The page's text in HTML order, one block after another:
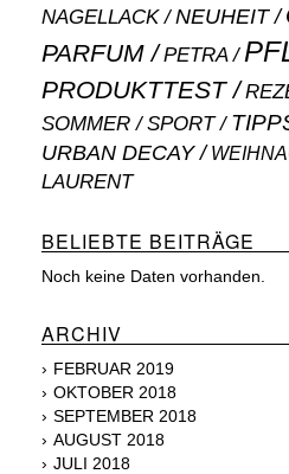
NAGELLACK NEUHEIT
PARFUM PETRA
PRODUKTTEST
SOMMER SPORT
URBAN DECAY
LAURENT
BELIEBTE BEITRÄGE
Noch keine Daten vorhanden.
ARCHIV
FEBRUAR 2019
OKTOBER 2018
SEPTEMBER 2018
AUGUST 2018
JULI 2018